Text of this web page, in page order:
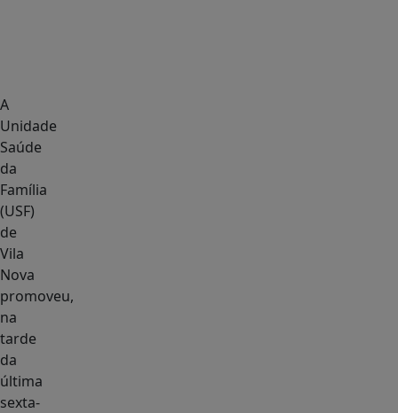
A
Unidade
Saúde
da
Família
(USF)
de
Vila
Nova
promoveu,
na
tarde
da
última
sexta-